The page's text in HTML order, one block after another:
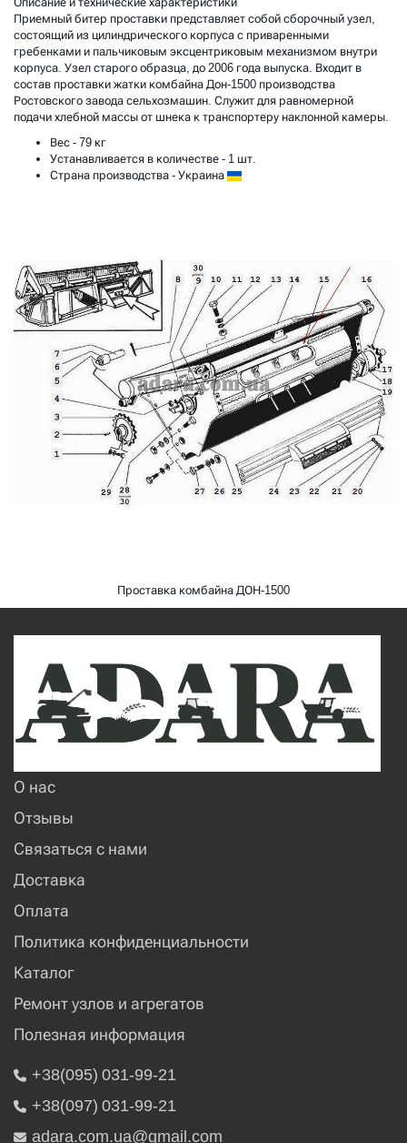
Приемный битер проставки представляет собой сборочный узел,
состоящий из цилиндрического корпуса с приваренными
гребенками и пальчиковым эксцентриковым механизмом внутри
корпуса. Узел старого образца, до 2006 года выпуска. Входит в
состав проставки жатки комбайна Дон-1500 производства
Ростовского завода сельхозмашин. Служит для равномерной
подачи хлебной массы от шнека к транспортеру наклонной камеры.
Вес - 79 кг
Устанавливается в количестве - 1 шт.
Страна производства - Украина
Проставка комбайна ДОН-1500
О нас
Отзывы
Связаться с нами
Доставка
Оплата
Политика конфиденциальности
Каталог
Ремонт узлов и агрегатов
Полезная информация
+38(095) 031-99-21
+38(097) 031-99-21
adara.com.ua@gmail.com